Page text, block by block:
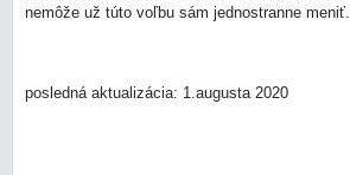
nemôže už túto voľbu sám jednostranne meniť.
posledná aktualizácia: 1.augusta 2020